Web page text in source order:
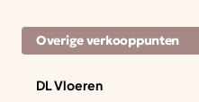
Overige verkooppunten
DL Vloeren